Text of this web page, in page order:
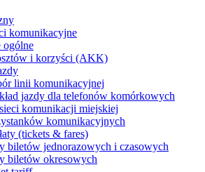
komunikacyjne
ogólne
i korzyści (AKK)
linii komunikacyjnej
jazdy dla telefonów komórkowych
komunikacji miejskiej
komunikacyjnych
(tickets & fares)
biletów jednorazowych i czasowych
biletów okresowych